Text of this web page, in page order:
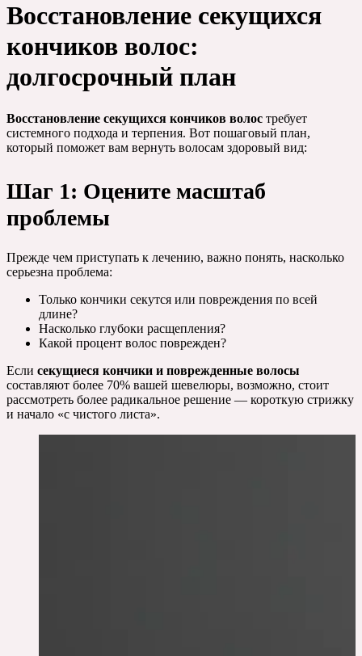
Восстановление секущихся
кончиков волос:
долгосрочный план
Восстановление секущихся кончиков волос требует
системного подхода и терпения. Вот пошаговый план,
который поможет вам вернуть волосам здоровый вид:
Шаг 1: Оцените масштаб
проблемы
Прежде чем приступать к лечению, важно понять, насколько
серьезна проблема:
Только кончики секутся или повреждения по всей
длине?
Насколько глубоки расщепления?
Какой процент волос поврежден?
Если секущиеся кончики и поврежденные волосы
составляют более 70% вашей шевелюры, возможно, стоит
рассмотреть более радикальное решение — короткую стрижку
и начало «с чистого листа».